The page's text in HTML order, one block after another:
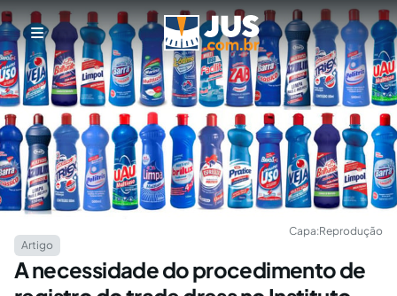
Capa:Reprodução
Artigo
A necessidade do procedimento de